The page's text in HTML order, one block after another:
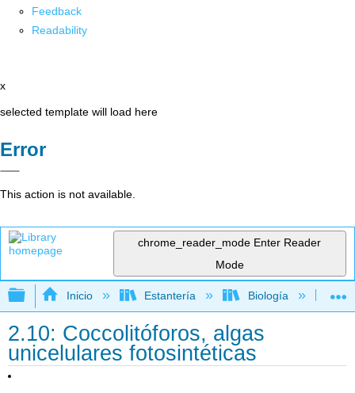
Feedback
Readability
x
selected template will load here
Error
This action is not available.
chrome_reader_mode Enter Reader
Mode
Expandir/contraer jerarquía global
Inicio Estantería Biología
2.10: Coccolitóforos, algas
unicelulares fotosintéticas